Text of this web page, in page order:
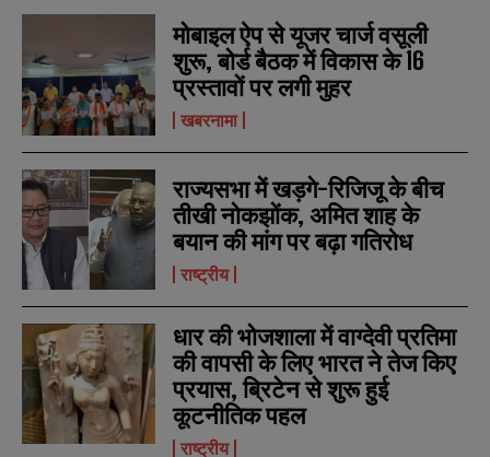
मोबाइल ऐप से यूजर चार्ज वसूली
शुरू, बोर्ड बैठक में विकास के 16
प्रस्तावों पर लगी मुहर
खबरनामा
राज्यसभा में खड़गे-रिजिजू के बीच
तीखी नोकझोंक, अमित शाह के
बयान की मांग पर बढ़ा गतिरोध
राष्ट्रीय
धार की भोजशाला में वाग्देवी प्रतिमा
की वापसी के लिए भारत ने तेज किए
प्रयास, ब्रिटेन से शुरू हुई
कूटनीतिक पहल
राष्ट्रीय